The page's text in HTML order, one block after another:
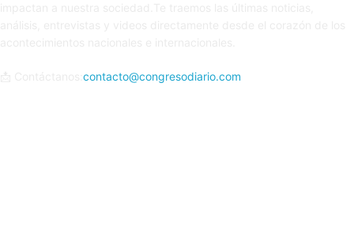
contacto@congresodiario.com